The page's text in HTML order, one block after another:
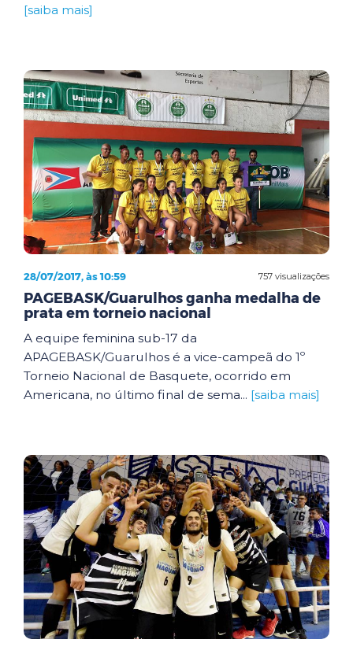
[saiba mais]
757 visualizações
28/07/2017, às 10:59
PAGEBASK/Guarulhos ganha medalha de
prata em torneio nacional
A equipe feminina sub-17 da
APAGEBASK/Guarulhos é a vice-campeã do 1º
Torneio Nacional de Basquete, ocorrido em
Americana, no último final de sema... [saiba mais]